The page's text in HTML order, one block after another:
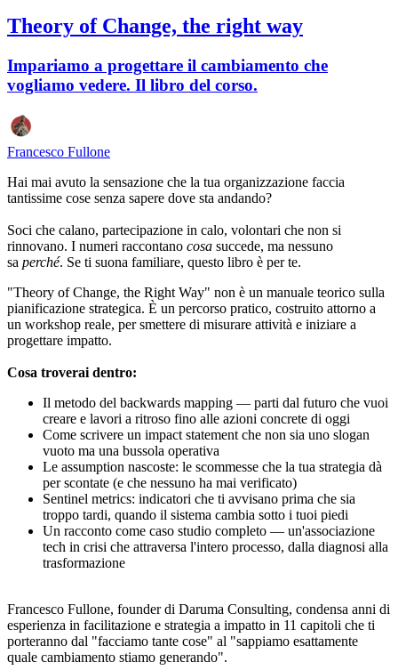
Theory of Change, the right way
Impariamo a progettare il cambiamento che
vogliamo vedere. Il libro del corso.
Francesco Fullone
Hai mai avuto la sensazione che la tua organizzazione faccia
tantissime cose senza sapere dove sta andando?
Soci che calano, partecipazione in calo, volontari che non si
rinnovano. I numeri raccontano cosa succede, ma nessuno
sa perché. Se ti suona familiare, questo libro è per te.
"Theory of Change, the Right Way" non è un manuale teorico sulla
pianificazione strategica. È un percorso pratico, costruito attorno a
un workshop reale, per smettere di misurare attività e iniziare a
progettare impatto.
Cosa troverai dentro:
Il metodo del backwards mapping — parti dal futuro che vuoi
creare e lavori a ritroso fino alle azioni concrete di oggi
Come scrivere un impact statement che non sia uno slogan
vuoto ma una bussola operativa
Le assumption nascoste: le scommesse che la tua strategia dà
per scontate (e che nessuno ha mai verificato)
Sentinel metrics: indicatori che ti avvisano prima che sia
troppo tardi, quando il sistema cambia sotto i tuoi piedi
Un racconto come caso studio completo — un'associazione
tech in crisi che attraversa l'intero processo, dalla diagnosi alla
trasformazione
Francesco Fullone, founder di Daruma Consulting, condensa anni di
esperienza in facilitazione e strategia a impatto in 11 capitoli che ti
porteranno dal "facciamo tante cose" al "sappiamo esattamente
quale cambiamento stiamo generando".